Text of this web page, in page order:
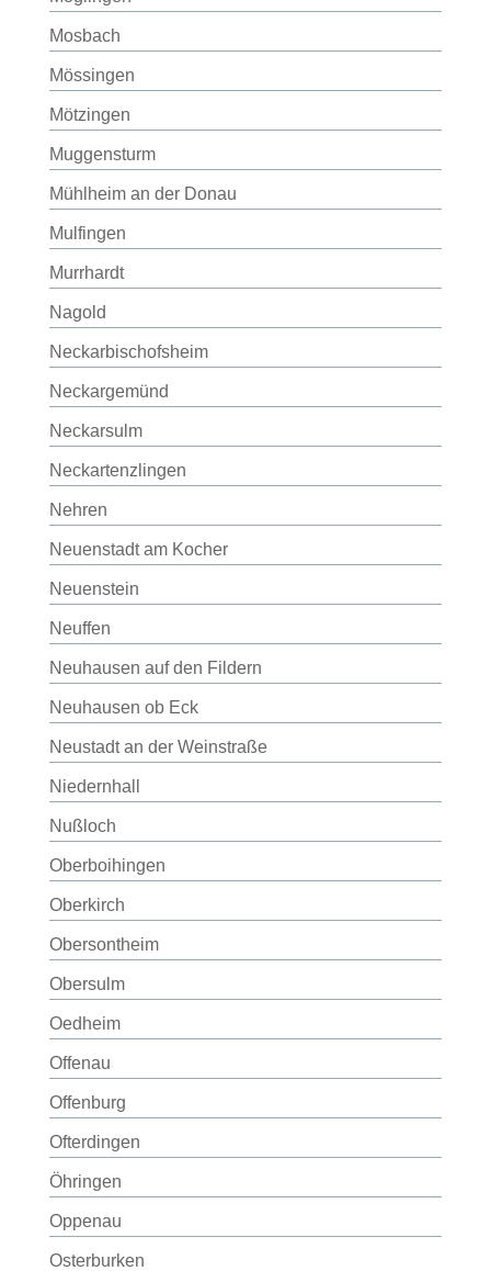
Mosbach
Mössingen
Mötzingen
Muggensturm
Mühlheim an der Donau
Mulfingen
Murrhardt
Nagold
Neckarbischofsheim
Neckargemünd
Neckarsulm
Neckartenzlingen
Nehren
Neuenstadt am Kocher
Neuenstein
Neuffen
Neuhausen auf den Fildern
Neuhausen ob Eck
Neustadt an der Weinstraße
Niedernhall
Nußloch
Oberboihingen
Oberkirch
Obersontheim
Obersulm
Oedheim
Offenau
Offenburg
Ofterdingen
Öhringen
Oppenau
Osterburken